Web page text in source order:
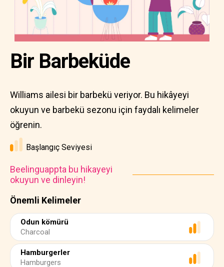
Önemli Kelimeler
Odun kömürü
Charcoal
Hamburgerler
Hamburgers
Bir Barbeküde
Williams ailesi bir barbekü veriyor. Bu hikâyeyi
okuyun ve barbekü sezonu için faydalı kelimeler
öğrenin.
Başlangıç Seviyesi
Beelinguappta bu hikayeyi
okuyun ve dinleyin!